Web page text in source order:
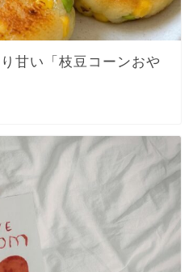
甘い「枝豆コーンおや